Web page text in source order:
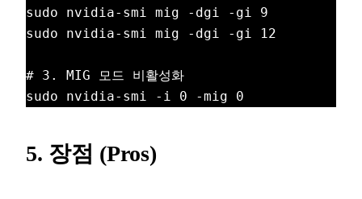
sudo nvidia-smi mig -dgi -gi 9
sudo nvidia-smi mig -dgi -gi 12
# 3. MIG 모드 비활성화
sudo nvidia-smi -i 0 -mig 0
5. 장점 (Pros)